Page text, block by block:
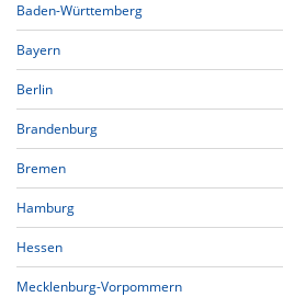
Baden-Württemberg
Bayern
Berlin
Brandenburg
Bremen
Hamburg
Hessen
Mecklenburg-Vorpommern